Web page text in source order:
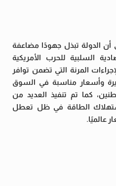
أن الدولة تبذل جهودًا مضاعفة
السلبية للحرب الأمريكية
المرنة التي تضمن توافر
وأسعار مناسبة في السوق
كما تم تنفيذ العديد من
استهلاك الطاقة في ظل تعطل
عالميًا.